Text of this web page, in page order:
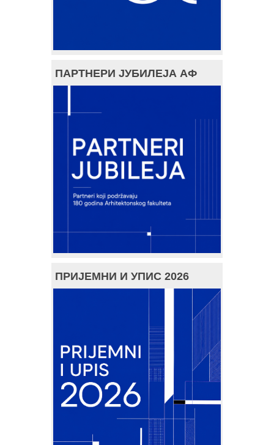
ПАРТНЕРИ ЈУБИЛЕЈА АФ
ПРИЈЕМНИ И УПИС 2026